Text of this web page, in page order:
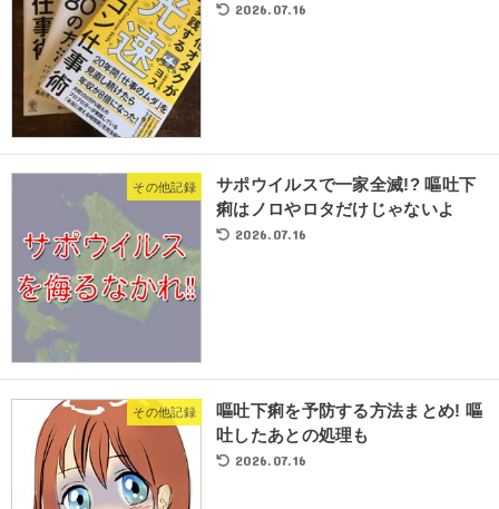
2026.07.16
その他記録
サポウイルスで一家全滅!? 嘔吐下
痢はノロやロタだけじゃないよ
2026.07.16
その他記録
嘔吐下痢を予防する方法まとめ! 嘔
吐したあとの処理も
2026.07.16